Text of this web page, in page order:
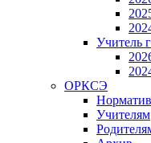
Учитель
ОРКСЭ
Учителям